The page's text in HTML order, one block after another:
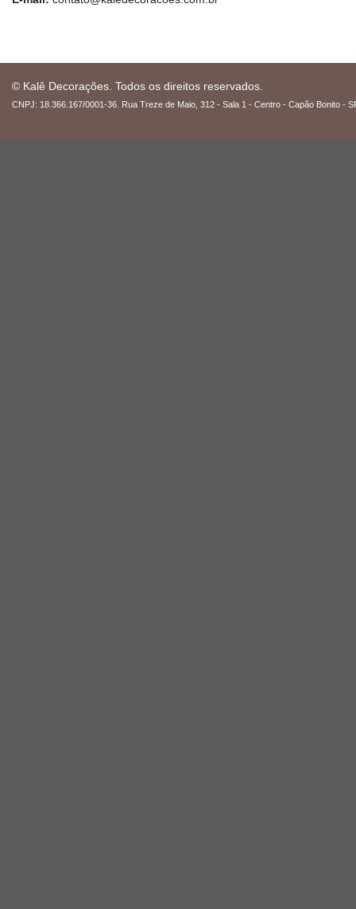
© Kalê Decorações. Todos os direitos reservados.
CNPJ: 18.366.167/0001-36. Rua Treze de Maio, 312 - Sala 1 - Centro - Capão Bonito -